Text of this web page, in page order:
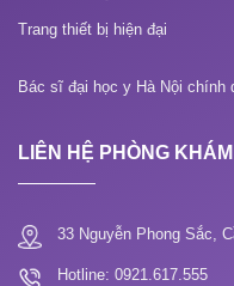
Trang thiết bị hiện đại
Bác sĩ đại học y Hà Nội chính
LIÊN HỆ PHÒNG KHÁM
33 Nguyễn Phong Sắc,
Hotline: 0921.617.555